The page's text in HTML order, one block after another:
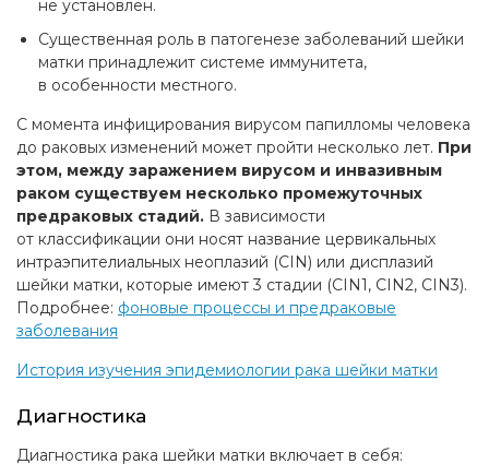
не установлен.
Существенная роль в патогенезе заболеваний шейки
матки принадлежит системе иммунитета,
в особенности местного.
С момента инфицирования вирусом папилломы человека
до раковых изменений может пройти несколько лет. При
этом, между заражением вирусом и инвазивным
раком существуем несколько промежуточных
предраковых стадий. В зависимости
от классификации они носят название цервикальных
интраэпителиальных неоплазий (CIN) или дисплазий
шейки матки, которые имеют 3 стадии (CIN1, CIN2, CIN3).
Подробнее: фоновые процессы и предраковые
заболевания
История изучения эпидемиологии рака шейки матки
Диагностика
Диагностика рака шейки матки включает в себя: